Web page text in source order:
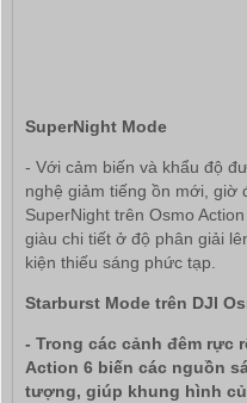
SuperNight Mode
- Với cảm biến và khẩu độ
nghệ giảm tiếng ồn mới, giờ
SuperNight trên Osmo
giàu chi tiết ở độ phân giải
kiện thiếu sáng phức tạp.
Starburst Mode trên DJI
- Trong các cảnh đêm rực
Action 6 biến các nguồn
tượng, giúp khung hình